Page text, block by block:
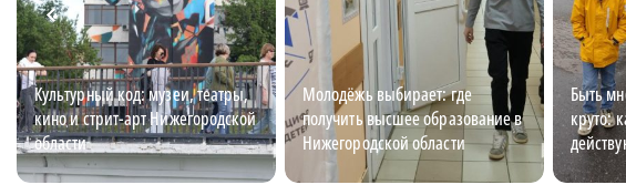
Культурный код: музеи, театры,
кино и стрит-арт Нижегородской
области
Молодёжь выбирает: где
получить высшее образование в
Нижегородской области
Быть
круто: